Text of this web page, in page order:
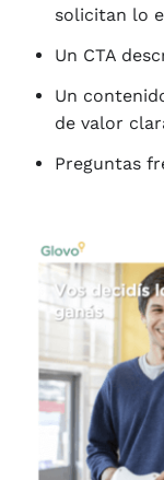
solicitan lo
Un CTA
Un
de valor
Preguntas